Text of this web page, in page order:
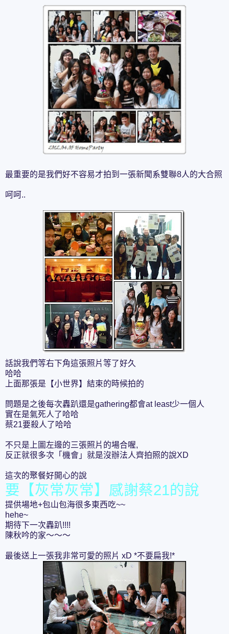
最重要的是我們好不容易才拍到一張新聞系雙聯8人的大合照
呵呵..
話說我們等右下角這張照片等了好久
哈哈
上面那張是【小世界】結束的時候拍的
問題是之後每次轟趴還是gathering都會at least少一個人
實在是氣死人了哈哈
蔡21要殺人了哈哈
不只是上圖左邊的三張照片的場合喔,
反正就很多次「機會」就是沒辦法人齊拍照的說XD
這次的聚餐好開心的說
要【灰常灰常】感謝蔡21的說
提供場地+包山包海很多東西吃~~
hehe~
期待下一次轟趴!!!!
陳秋吟的家～～～
最後送上一張我非常可愛的照片 xD *不要扁我!*